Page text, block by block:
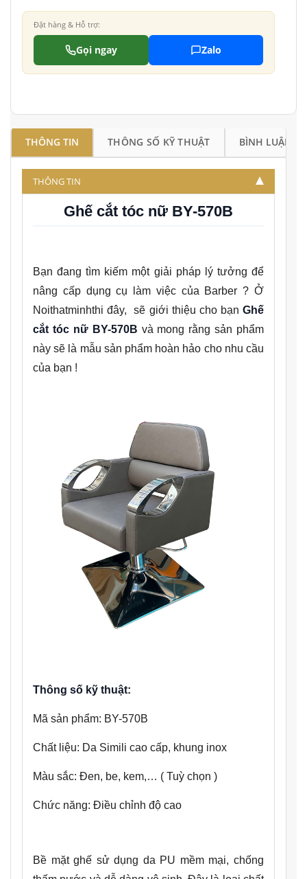
Đặt hàng & Hỗ trợ:
Gọi ngay Zalo
THÔNG TIN THÔNG SỐ KỸ THUẬT BÌNH LUẬN
THÔNG TIN
Ghế cắt tóc nữ BY-570B
Bạn đang tìm kiếm một giải pháp lý tưởng để
nâng cấp dụng cụ làm việc của Barber ? Ở
Noithatminhthi đây, sẽ giới thiệu cho bạn Ghế
cắt tóc nữ BY-570B và mong rằng sản phẩm
này sẽ là mẫu sản phẩm hoàn hảo cho nhu cầu
của bạn !
Thông số kỹ thuật:
Mã sản phẩm: BY-570B
Chất liệu: Da Simili cao cấp, khung inox
Màu sắc: Đen, be, kem,… ( Tuỳ chọn )
Chức năng: Điều chỉnh độ cao
Bề mặt ghế sử dụng da PU mềm mại, chống